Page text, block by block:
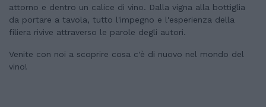
attorno e dentro un calice di vino. Dalla vigna alla bottiglia
da portare a tavola, tutto l'impegno e l'esperienza della
filiera rivive attraverso le parole degli autori.
Venite con noi a scoprire cosa c'è di nuovo nel mondo del
vino!